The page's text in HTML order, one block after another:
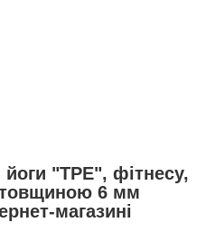
"ТРЕ", фітнесу,
товщиною 6 мм
магазині